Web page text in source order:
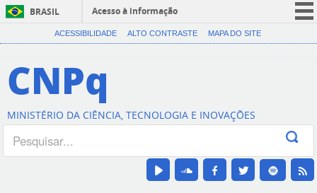
BRASIL
Acesso à informação
CORONAVÍRUS (COVID-19)
Canais
ACESSIBILIDADE ALTO CONTRASTE MAPA DO SITE
CNPq
MINISTÉRIO DA CIÊNCIA, TECNOLOGIA E INOVAÇÕES